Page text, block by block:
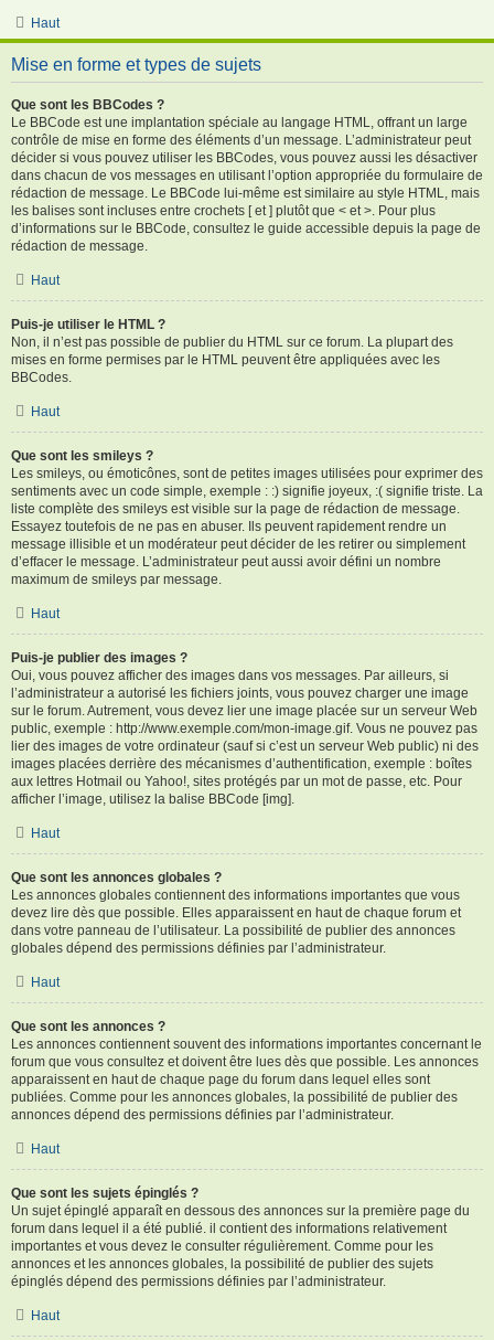
Haut
Mise en forme et types de sujets
Que sont les BBCodes ?
Le BBCode est une implantation spéciale au langage HTML, offrant un large
contrôle de mise en forme des éléments d’un message. L’administrateur peut
décider si vous pouvez utiliser les BBCodes, vous pouvez aussi les désactiver
dans chacun de vos messages en utilisant l’option appropriée du formulaire de
rédaction de message. Le BBCode lui-même est similaire au style HTML, mais
les balises sont incluses entre crochets [ et ] plutôt que < et >. Pour plus
d’informations sur le BBCode, consultez le guide accessible depuis la page de
rédaction de message.
Haut
Puis-je utiliser le HTML ?
Non, il n’est pas possible de publier du HTML sur ce forum. La plupart des
mises en forme permises par le HTML peuvent être appliquées avec les
BBCodes.
Haut
Que sont les smileys ?
Les smileys, ou émoticônes, sont de petites images utilisées pour exprimer des
sentiments avec un code simple, exemple : :) signifie joyeux, :( signifie triste. La
liste complète des smileys est visible sur la page de rédaction de message.
Essayez toutefois de ne pas en abuser. Ils peuvent rapidement rendre un
message illisible et un modérateur peut décider de les retirer ou simplement
d’effacer le message. L’administrateur peut aussi avoir défini un nombre
maximum de smileys par message.
Haut
Puis-je publier des images ?
Oui, vous pouvez afficher des images dans vos messages. Par ailleurs, si
l’administrateur a autorisé les fichiers joints, vous pouvez charger une image
sur le forum. Autrement, vous devez lier une image placée sur un serveur Web
public, exemple : http://www.exemple.com/mon-image.gif. Vous ne pouvez pas
lier des images de votre ordinateur (sauf si c’est un serveur Web public) ni des
images placées derrière des mécanismes d’authentification, exemple : boîtes
aux lettres Hotmail ou Yahoo!, sites protégés par un mot de passe, etc. Pour
afficher l’image, utilisez la balise BBCode [img].
Haut
Que sont les annonces globales ?
Les annonces globales contiennent des informations importantes que vous
devez lire dès que possible. Elles apparaissent en haut de chaque forum et
dans votre panneau de l’utilisateur. La possibilité de publier des annonces
globales dépend des permissions définies par l’administrateur.
Haut
Que sont les annonces ?
Les annonces contiennent souvent des informations importantes concernant le
forum que vous consultez et doivent être lues dès que possible. Les annonces
apparaissent en haut de chaque page du forum dans lequel elles sont
publiées. Comme pour les annonces globales, la possibilité de publier des
annonces dépend des permissions définies par l’administrateur.
Haut
Que sont les sujets épinglés ?
Un sujet épinglé apparaît en dessous des annonces sur la première page du
forum dans lequel il a été publié. il contient des informations relativement
importantes et vous devez le consulter régulièrement. Comme pour les
annonces et les annonces globales, la possibilité de publier des sujets
épinglés dépend des permissions définies par l’administrateur.
Haut